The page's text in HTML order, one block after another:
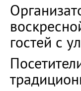
гостей с